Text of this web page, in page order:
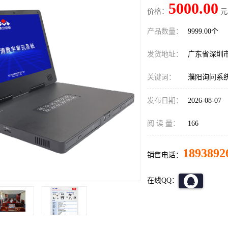
价格： 5000.00
产品数量： 9999.00个
发货地址： 广东省深圳
关键词： 濮阳询问系
发布日期： 2026-08-07
阅 读 量： 166
销售电话：
在线QQ：